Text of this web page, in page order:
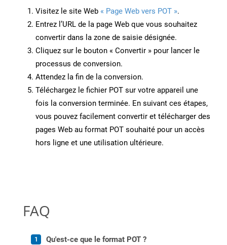
Visitez le site Web « Page Web vers POT ».
Entrez l’URL de la page Web que vous souhaitez
convertir dans la zone de saisie désignée.
Cliquez sur le bouton « Convertir » pour lancer le
processus de conversion.
Attendez la fin de la conversion.
Téléchargez le fichier POT sur votre appareil une
fois la conversion terminée. En suivant ces étapes,
vous pouvez facilement convertir et télécharger des
pages Web au format POT souhaité pour un accès
hors ligne et une utilisation ultérieure.
FAQ
Qu'est-ce que le format POT ?